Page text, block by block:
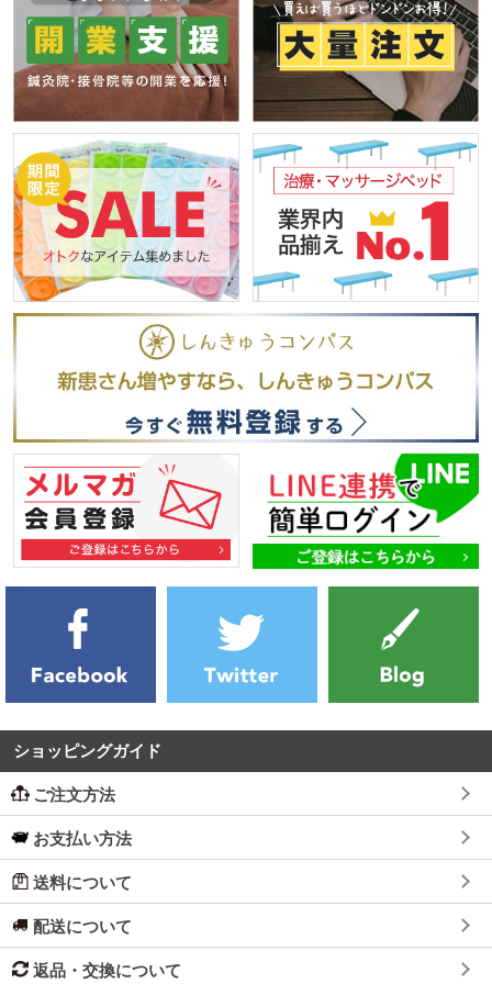
ショッピングガイド
ご注文方法
お支払い方法
送料について
配送について
返品・交換について